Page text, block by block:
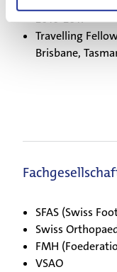
Aktuelles
2010-2017
Travelling
Brisbane,
SFAS (Swiss
Swiss
FMH
VSAO